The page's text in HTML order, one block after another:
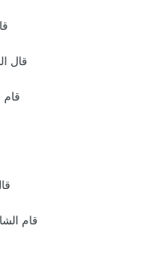
قال
قام
قام